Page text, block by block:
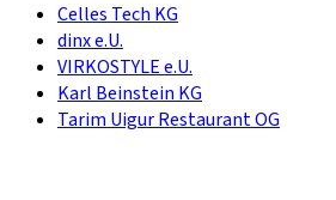
Celles Tech KG
dinx e.U.
VIRKOSTYLE e.U.
Karl Beinstein KG
Tarim Uigur Restaurant OG